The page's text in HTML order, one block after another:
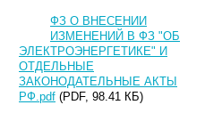
ФЗ О ВНЕСЕНИИ
ИЗМЕНЕНИЙ В ФЗ "ОБ
ЭЛЕКТРОЭНЕРГЕТИКЕ" И
ОТДЕЛЬНЫЕ
ЗАКОНОДАТЕЛЬНЫЕ АКТЫ
РФ.pdf (PDF, 98.41 КБ)